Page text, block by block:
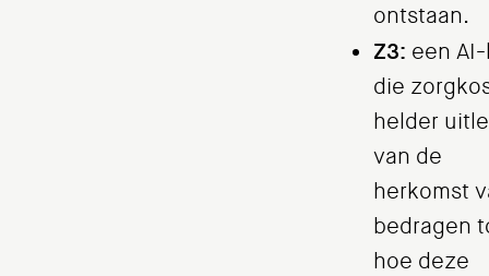
ontstaan.
Z3: een
die
helder
van de
herkomst
bedragen
hoe deze